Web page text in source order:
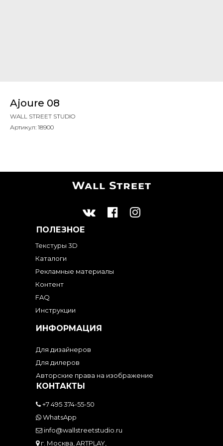
Ajoure 08
WALL STREET STUDIO
Артикул: 18900
ПОЛЕЗНОЕ
Текстуры 3D
Каталоги
Рекламные материалы
Контент
FAQ
Инструкции
ИНФОРМАЦИЯ
Для дизайнеров
Для дилеров
Авторские права на изображение
КОНТАКТЫ
+7 495 374-55-50
WhatsApp
info@wallstreetstudio.ru
г. Москва, ARTPLAY,